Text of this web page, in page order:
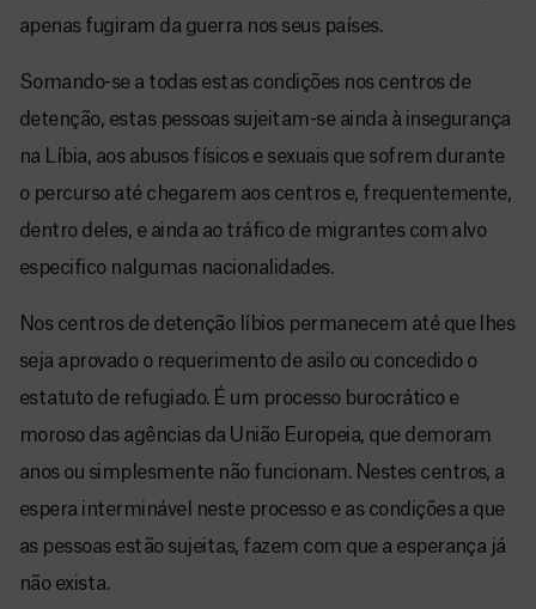
apenas fugiram da guerra nos seus países.
Somando-se a todas estas condições nos centros de
detenção, estas pessoas sujeitam-se ainda à insegurança
na Líbia, aos abusos físicos e sexuais que sofrem durante
o percurso até chegarem aos centros e, frequentemente,
dentro deles, e ainda ao tráfico de migrantes com alvo
especifico nalgumas nacionalidades.
Nos centros de detenção líbios permanecem até que lhes
seja aprovado o requerimento de asilo ou concedido o
estatuto de refugiado. É um processo burocrático e
moroso das agências da União Europeia, que demoram
anos ou simplesmente não funcionam. Nestes centros, a
espera interminável neste processo e as condições a que
as pessoas estão sujeitas, fazem com que a esperança já
não exista.